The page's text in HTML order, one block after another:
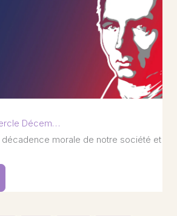
Décem…
décadence morale de notre société et